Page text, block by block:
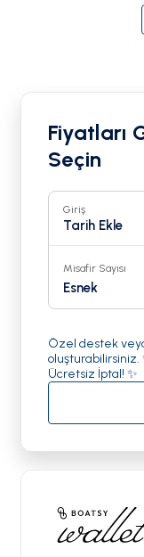
Fiyatları
Seçin
Giriş
Tarih Ekle
Misafir Sayısı
Esnek
Özel destek
oluşturabilirsiniz.
Ücretsiz İptal! ✨